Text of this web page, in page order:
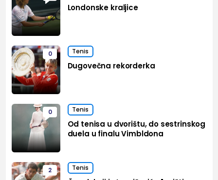
Londonske kraljice
0 Tenis
Dugovečna rekorderka
0 Tenis
Od tenisa u dvorištu, do sestrinskog
duela u finalu Vimbldona
2 Tenis